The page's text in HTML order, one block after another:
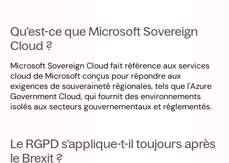
Qu'est-ce que Microsoft Sovereign
Cloud ?
Microsoft Sovereign Cloud fait référence aux services
cloud de Microsoft conçus pour répondre aux
exigences de souveraineté régionales, tels que l'Azure
Government Cloud, qui fournit des environnements
isolés aux secteurs gouvernementaux et réglementés.
Le RGPD s'applique-t-il toujours après
le Brexit ?